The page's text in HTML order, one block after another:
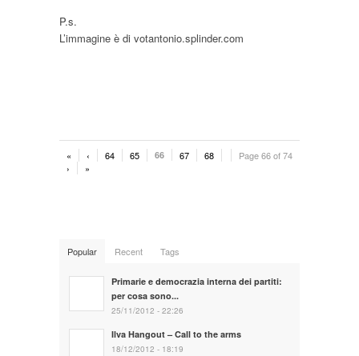
P.s.
L’immagine è di votantonio.splinder.com
Page 66 of 74
« ‹ 64 65 66 67
68
›
»
Popular Recent Tags
Primarie e democrazia interna dei partiti:
per cosa sono...
25/11/2012 - 22:26
Ilva Hangout – Call to the arms
18/12/2012 - 18:19